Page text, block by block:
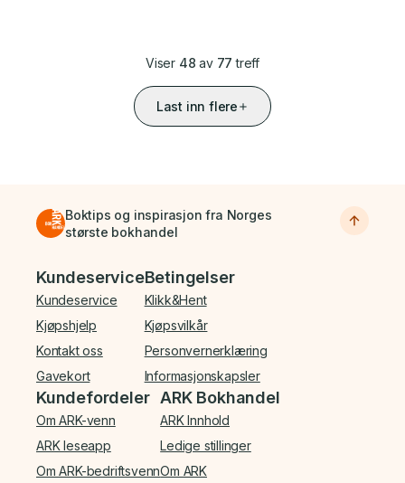
Viser 48 av 77 treff
Last inn flere
Boktips og inspirasjon fra Norges
største bokhandel
Bunnmeny
Kundeservice
Kundeservice
Kjøpshjelp
Kontakt oss
Gavekort
Betingelser
Klikk&Hent
Kjøpsvilkår
Personvernerklæring
Informasjonskapsler
Kundefordeler
Om ARK-venn
ARK leseapp
Om ARK-bedriftsvenn
ARK Bokhandel
ARK Innhold
Ledige stillinger
Om ARK